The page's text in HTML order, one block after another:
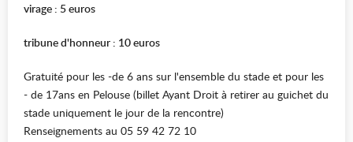
virage : 5 euros
tribune d'honneur : 10 euros
Gratuité pour les -de 6 ans sur l'ensemble du stade et pour les
- de 17ans en Pelouse (billet Ayant Droit à retirer au guichet du
stade uniquement le jour de la rencontre)
Renseignements au 05 59 42 72 10